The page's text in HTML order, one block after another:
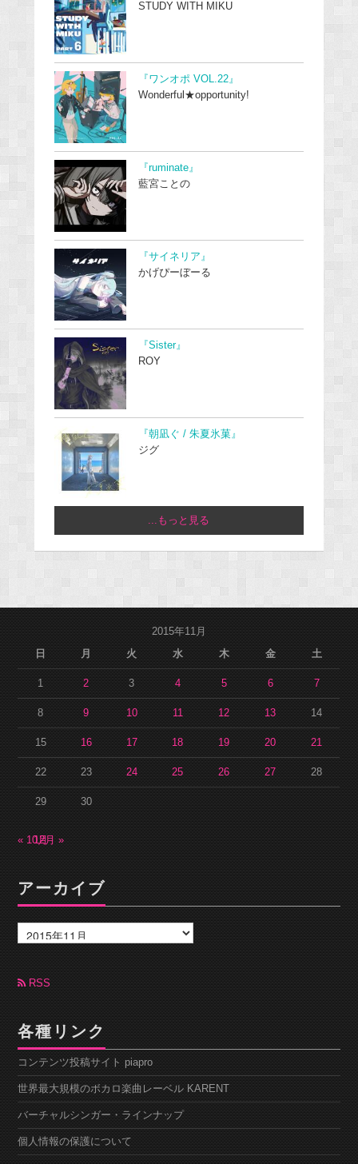
STUDY WITH MIKU
『ワンオポ VOL.22』
Wonderful★opportunity!
『ruminate』
藍宮ことの
『サイネリア』
かげぴーぼーる
『Sister』
ROY
『朝凪ぐ / 朱夏氷菓』
ジグ
...もっと見る
2015年11月
日
月 火 水 木 金 土
1 2 3 4 5 6 7
8 9 10 11 12 13 14
15 16 17 18 19 20 21
22 23 24 25 26 27 28
29 30
« 10月12月 »
アーカイブ
ー
カ
ブ RSS
各種リンク
コンテンツ投稿サイト piapro
世界最大規模のボカロ楽曲レーベル KARENT
バーチャルシンガー・ラインナップ
個人情報の保護について